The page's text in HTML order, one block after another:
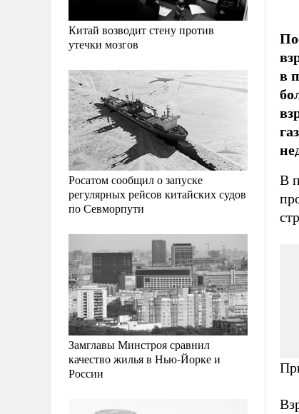
Китай возводит стену против
утечки мозгов
Росатом сообщил о запуске
регулярных рейсов китайских судов
по Севморпути
Замглавы Минстроя сравнил
качество жилья в Нью-Йорке и
России
в
В